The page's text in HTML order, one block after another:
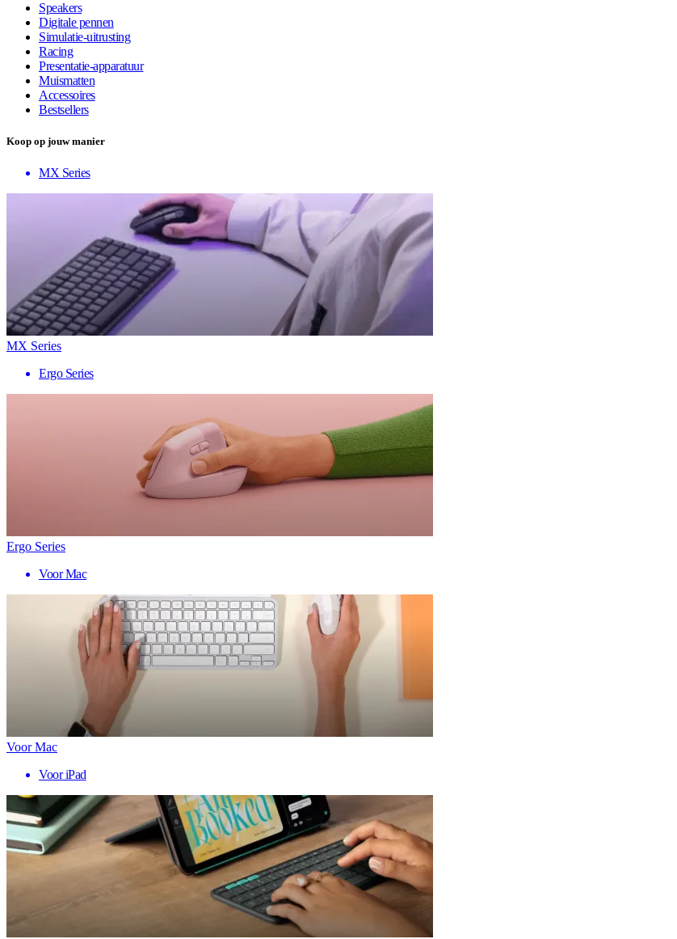
Speakers
Digitale pennen
Simulatie-uitrusting
Racing
Presentatie-apparatuur
Muismatten
Accessoires
Bestsellers
Koop op jouw manier
MX Series
MX Series
Ergo Series
Ergo Series
Voor Mac
Voor Mac
Voor iPad